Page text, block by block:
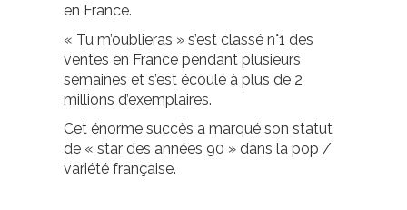
en France.
« Tu m’oublieras » s’est classé n°1 des
ventes en France pendant plusieurs
semaines et s’est écoulé à plus de 2
millions d’exemplaires.
Cet énorme succès a marqué son statut
de « star des années 90 » dans la pop /
variété française.